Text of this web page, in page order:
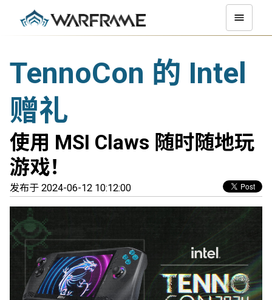
TennoCon 的 Intel
赠礼
使用 MSI Claws 随时随地玩
游戏！
发布于 2024-06-12 10:12:00